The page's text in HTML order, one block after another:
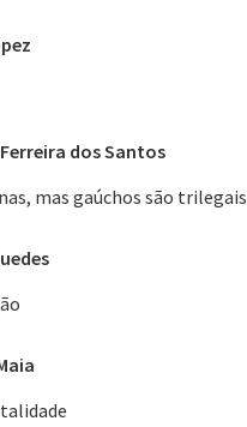
dos Santos
mas gaúchos são trilegais